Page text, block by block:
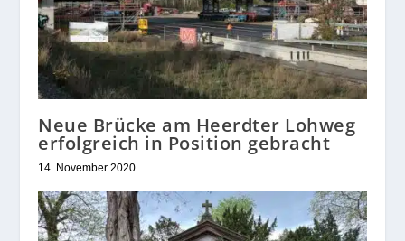
Neue Brücke am Heerdter Lohweg
erfolgreich in Position gebracht
14. November 2020